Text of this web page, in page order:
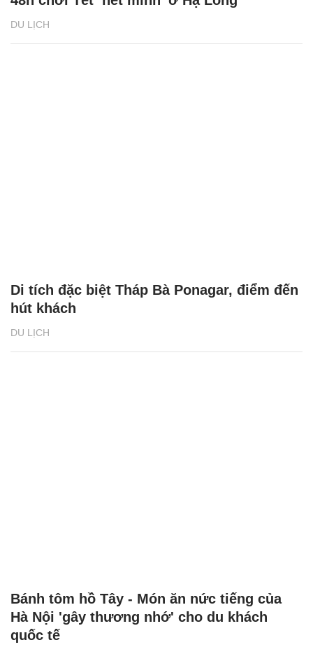
DU LỊCH
DU LỊCH
Di tích đặc biệt Tháp Bà Ponagar, điểm đến
hút khách
Bánh tôm hồ Tây - Món ăn nức tiếng của
Hà Nội 'gây thương nhớ' cho du khách
quốc tế